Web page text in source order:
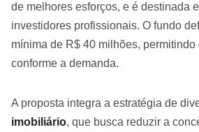
de melhores esforços, e é destinada
investidores profissionais. O fundo
mínima de R$ 40 milhões, permitindo
conforme a demanda.
A proposta integra a estratégia de
imobiliário, que busca reduzir a